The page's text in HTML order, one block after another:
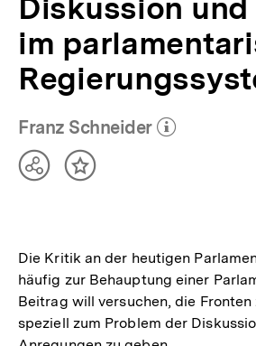
Diskussion und
im
Franz Schneider
(Mehr zum Autor)
TeilenInhalt
Die Kritik an der heutigen
häufig zur Behauptung einer
Beitrag will versuchen, die Fronten
speziell zum Problem der